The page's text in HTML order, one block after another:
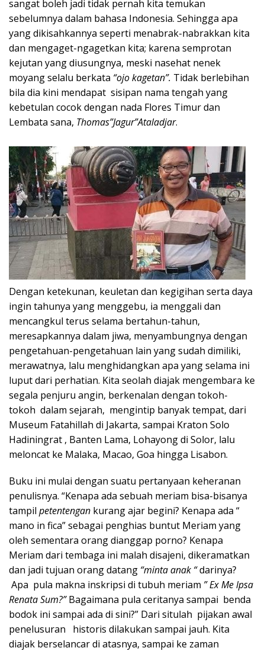
sangat boleh jadi tidak pernah kita temukan
sebelumnya dalam bahasa Indonesia. Sehingga apa
yang dikisahkannya seperti menabrak-nabrakkan kita
dan mengaget-ngagetkan kita; karena semprotan
kejutan yang diusungnya, meski nasehat nenek
moyang selalu berkata “ojo kagetan”. Tidak berlebihan
bila dia kini mendapat sisipan nama tengah yang
kebetulan cocok dengan nada Flores Timur dan
Lembata sana, Thomas”Jagur”Ataladjar.
Dengan ketekunan, keuletan dan kegigihan serta daya
ingin tahunya yang menggebu, ia menggali dan
mencangkul terus selama bertahun-tahun,
meresapkannya dalam jiwa, menyambungnya dengan
pengetahuan-pengetahuan lain yang sudah dimiliki,
merawatnya, lalu menghidangkan apa yang selama ini
luput dari perhatian. Kita seolah diajak mengembara ke
segala penjuru angin, berkenalan dengan tokoh-
tokoh dalam sejarah, mengintip banyak tempat, dari
Museum Fatahillah di Jakarta, sampai Kraton Solo
Hadiningrat , Banten Lama, Lohayong di Solor, lalu
meloncat ke Malaka, Macao, Goa hingga Lisabon.
Buku ini mulai dengan suatu pertanyaan keheranan
penulisnya. “Kenapa ada sebuah meriam bisa-bisanya
tampil petentengan kurang ajar begini? Kenapa ada “
mano in fica” sebagai penghias buntut Meriam yang
oleh sementara orang dianggap porno? Kenapa
Meriam dari tembaga ini malah disajeni, dikeramatkan
dan jadi tujuan orang datang “minta anak “darinya?
Apa pula makna inskripsi di tubuh meriam ” Ex Me Ipsa
Renata Sum?”Bagaimana pula ceritanya sampai benda
bodok ini sampai ada di sini?” Dari situlah pijakan awal
penelusuran historis dilakukan sampai jauh. Kita
diajak berselancar di atasnya, sampai ke zaman